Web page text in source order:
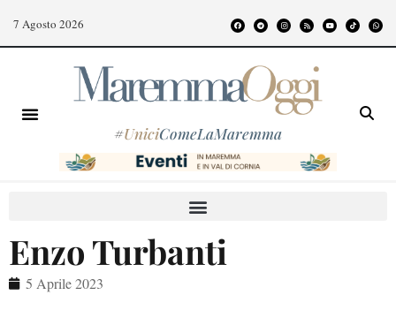
7 Agosto 2026
#UniciComeLaMaremma
Enzo Turbanti
5 Aprile 2023